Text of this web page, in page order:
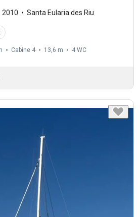
2010 Santa Eularia des Riu
Cabine 4 13,6 m 4 WC